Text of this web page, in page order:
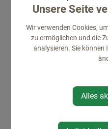
Weitere
www.gda.gv.at/
Unsere Seite
Wir verwenden Cookies,
zu ermöglichen und die
analysieren. Sie können
Alles